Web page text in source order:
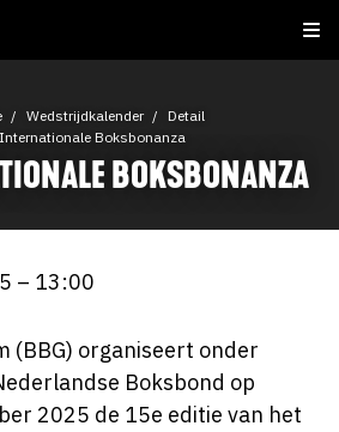
Wedstrijdkalender
Detail
Boksbonanza
BOKSBONANZA
– 13:00
(BBG) organiseert onder
Boksbond op
2025 de 15e editie van het